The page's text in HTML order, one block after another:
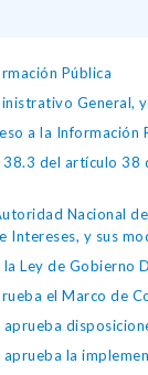
Pública
a la
del artículo
Nacional
Intereses, y sus
Ley de Gobierno
el Marco de
la